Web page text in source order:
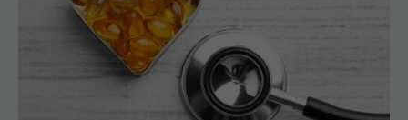
FDA a aprobat prima pastilă care reduce